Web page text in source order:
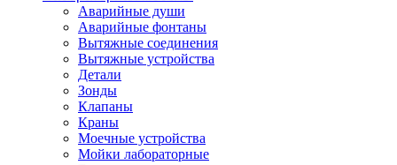
Аварийные души
Аварийные фонтаны
Вытяжные соединения
Вытяжные устройства
Детали
Зонды
Клапаны
Краны
Моечные устройства
Мойки лабораторные